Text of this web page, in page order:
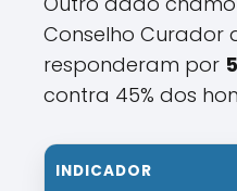
Conselho Curador
responderam por
contra 45% dos
INDICADOR